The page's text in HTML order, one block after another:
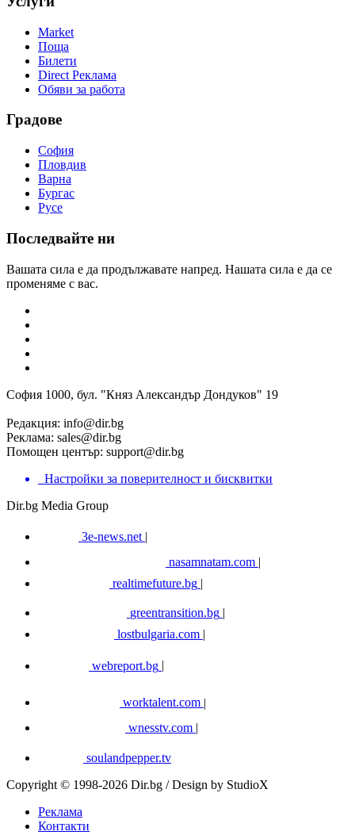
Market
Поща
Билети
Direct Реклама
Обяви за работа
Градове
София
Пловдив
Варна
Бургас
Русе
Последвайте ни
Вашата сила е да продължавате напред. Нашата сила е да се
променяме с вас.
София 1000, бул. "Княз Александър Дондуков" 19
Редакция: info@dir.bg
Реклама: sales@dir.bg
Помощен център: support@dir.bg
Настройки за поверителност и бисквитки
Dir.bg Media Group
3e-news.net |
nasamnatam.com |
realtimefuture.bg |
greentransition.bg |
lostbulgaria.com |
webreport.bg
worktalent.com |
wnesstv.com |
soulandpepper.tv
Copyright © 1998-2026 Dir.bg / Design by StudioX
Реклама
Контакти